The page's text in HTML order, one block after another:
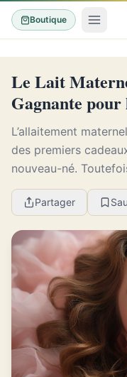
Boutique
Le Lait
Gagnante pour
L’allaitement
des premiers
nouveau-né.
bénéfique qu’on le
Partager